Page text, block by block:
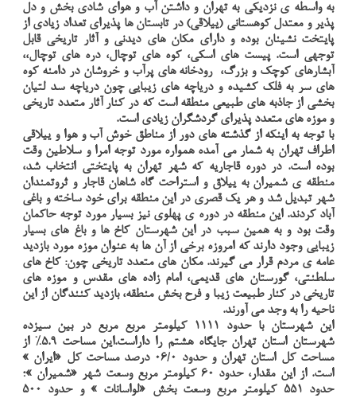
به واسطه ی نزديکی به تهران و داشتن آب و هوای شادی بخش و دل
پذير و معتدل كوهستانی (ييلاقی) در تابستان ها پذيرای تعداد زيادی از
پايتخت نشينان بوده و دارای مکان های ديدنی و آثار تاريخی قابل
توجهی است. پيست های اسکی، کوه های توچال، دره های توچال،،
آبشارهای کوچک و بزرگ، رودخانه های پرآب و خروشان در دامنه کوه
های سر به فلک کشيده و درياچه های زيبايی چون درياچه سد لتيان
بخشی از جاذبه های طبيعی منطقه است که در کنار آثار متعدد تاريخی
و موزه های متعدد پذيرای گردشگران زيادی است.
با توجه به اینکه از گذشته های دور از مناطق خوش آب و هوا و ییلاقی
اطراف تهران به شمار می آمده همواره مورد توجه امرا و سلاطین وقت
بوده است. در دوره قاجاریه که شهر تهران به پایتختی انتخاب شد،
منطقه ی شمیران به ییلاق و استراحت گاه شاهان قاجار و ثروتمندان
شهر تبدیل شد و هر یک قصری در این منطقه برای خود ساخته و باغی
آباد کردند. این منطقه در دوره ی پهلوی نیز بسیار مورد توجه حاکمان
وقت بود و به همین سبب در این شهرستان کاخ ها و باغ های بسیار
زیبایی وجود دارند که امروزه برخی از آن ها به عنوان موزه مورد بازدید
عامه ی مردم قرار می گیرند. مکان های متعدد تاريخی چون: کاخ های
سلطنتی، گورستان های قديمی، امام زاده های مقدس و موزه های
تاريخی در کنار طبيعت زيبا و فرح بخش منطقه، بازدید کنندگان از این
ناحیه را به وجد می آورند.
این شهرستان با حدود 1111 کیلومتر مربع مربع در بین سیزده
شهرستان استان تهران جایگاه هشتم را داراست.این مساحت 5.9% از
مساحت کل استان تهران و حدود 06/0 درصد مساحت کل «ایران »
است. از این مقدار، حدود 60 کیلومتر مربع وسعت شهر «شمیران »؛
حدود 551 کیلومتر مربع وسعت بخش «لواسانات » و حدود 500